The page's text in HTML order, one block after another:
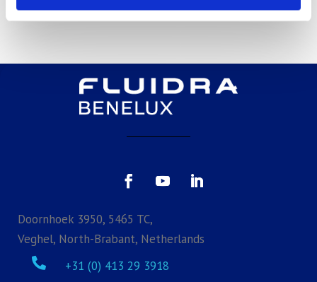
Salons
Doornhoek 3950, 5465 TC,
Veghel, North-Brabant, Netherlands
 +31 (0) 413 29 3918